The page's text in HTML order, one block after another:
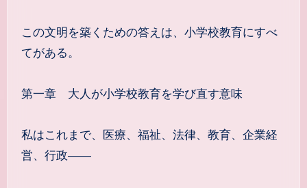
この文明を築くための答えは、小学校教育にすべ
てがある。
第一章 大人が小学校教育を学び直す意味
私はこれまで、医療、福祉、法律、教育、企業経
営、行政――